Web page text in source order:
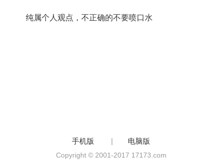
纯属个人观点，不正确的不要喷口水
手机版 | 电脑版
Copyright © 2001-2017 17173.com